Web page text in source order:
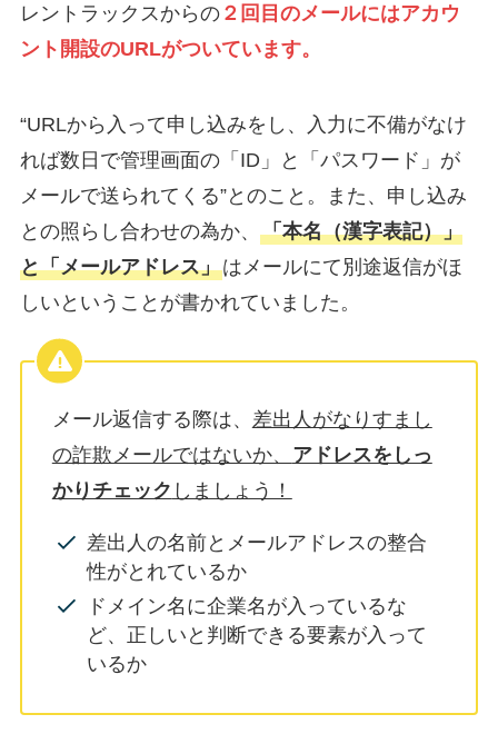
レントラックスからの２回目のメールにはアカウ
ント開設のURLがついています。
“URLから入って申し込みをし、入力に不備がなけ
れば数日で管理画面の「ID」と「パスワード」が
メールで送られてくる”とのこと。また、申し込み
との照らし合わせの為か、 「本名（漢字表記）」
と「メールアドレス」はメールにて別途返信がほ
しいということが書かれていました。
メール返信する際は、 差出人がなりすまし
の詐欺メールではないか、 アドレスをしっ
かりチェック しましょう！
差出人の名前とメールアドレスの整合
性がとれているか
ドメイン名に企業名が入っているな
ど、正しいと判断できる要素が入って
いるか